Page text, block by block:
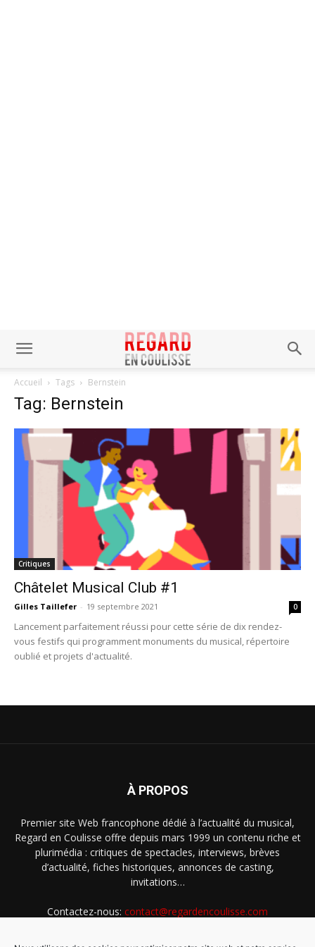
Accueil Tags Bernstein
Tag: Bernstein
Critiques
Châtelet Musical Club #1
Gilles Taillefer - 19 septembre 2021 0
Lancement parfaitement réussi pour cette série de dix rendez-
vous festifs qui programment monuments du musical, répertoire
oublié et projets d'actualité.
À PROPOS
Premier site Web francophone dédié à l’actualité du musical,
Regard en Coulisse offre depuis mars 1999 un contenu riche et
plurimédia : critiques de spectacles, interviews, brèves
d’actualité, fiches historiques, annonces de casting,
invitations…
Contactez-nous: contact@regardencoulisse.com